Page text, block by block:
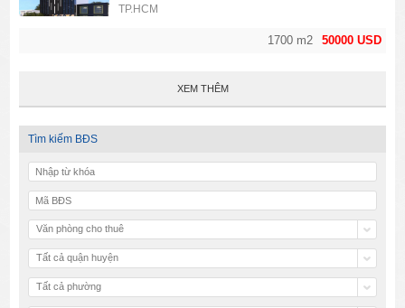
50000 USD
1700 m2
TP.HCM
XEM THÊM
Tìm kiếm BĐS
Văn phòng cho thuê
Tất cả quận huyện
Tất cả phường